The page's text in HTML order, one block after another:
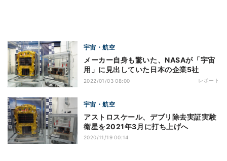
宇宙・航空
メーカー自身も驚いた、NASAが「宇宙
用」に見出していた日本の企業5社
2022/01/03 08:00 レポート
宇宙・航空
アストロスケール、デブリ除去実証実験
衛星を2021年3月に打ち上げへ
2020/11/19 00:14